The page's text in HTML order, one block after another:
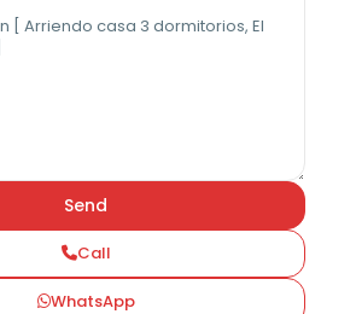
Call
WhatsApp